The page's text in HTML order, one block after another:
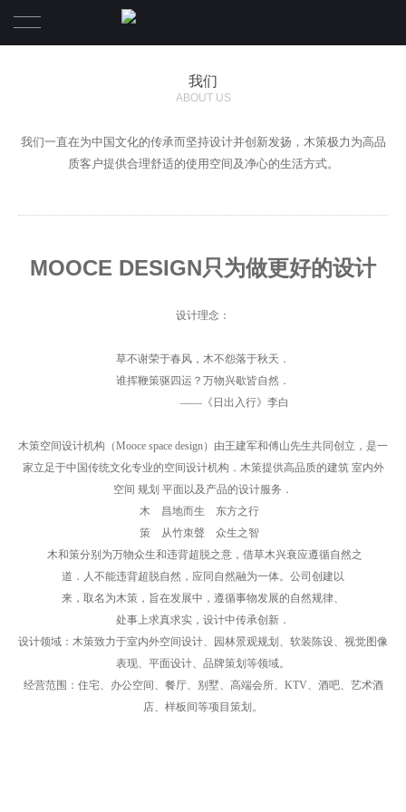
我们
ABOUT US
我们一直在为中国文化的传承而坚持设计并创新发扬，木策极力为高品
质客户提供合理舒适的使用空间及净心的生活方式。
MOOCE DESIGN只为做更好的设计
设计理念：
草不谢荣于春风，木不怨落于秋天．
谁挥鞭策驱四运？万物兴歇皆自然 ．
——《日出入行》李白
木策空间设计机构（Mooce space design）由王建军和傅山先生共同创立，是一
家立足于中国传统文化专业的空间设计机构．木策提供高品质的建筑 室内外
空间 规划 平面以及产品的设计服务．
木 昌地而生 东方之行
策 从竹朿聲 众生之智
木和策分别为万物众生和违背超脱之意，借草木兴衰应遵循自然之
道．人不能违背超脱自然，应同自然融为一体。公司创建以
来，取名为木策，旨在发展中，遵循事物发展的自然规律、
处事上求真求实，设计中传承创新．
设计领域：木策致力于室内外空间设计、园林景观规划、软装陈设、视觉图像
表现、平面设计、品牌策划等领域。
经营范围：住宅、办公空间、餐厅、别墅、高端会所、 KTV、酒吧、艺术酒
店、样板间等项目策划。
我们